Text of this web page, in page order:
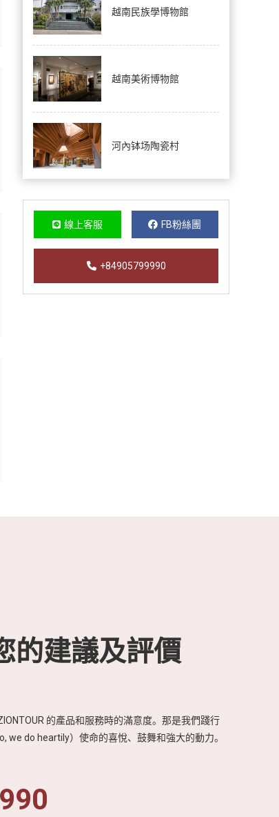
越南民族學博物館
越南美術博物館
河內钵场陶瓷村
線上客服 FB粉絲團
+84905799990
的建議及評價
的產品和服務時的滿意度。那是我們踐行
we do heartily）使命的喜悅、鼓舞和強大的動力。